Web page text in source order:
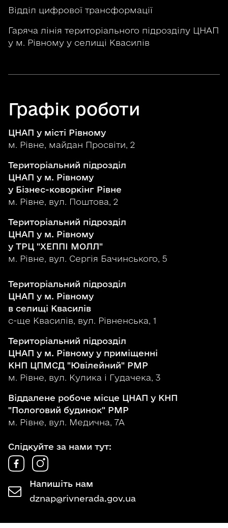
Відділ цифрової трансформації
Гаряча лінія територіального підрозділу ЦНАП
у м. Рівному у селищі Квасилів
Графік роботи
ЦНАП у місті Рівному
м. Рівне, майдан Просвіти, 2
Територіальний підрозділ
ЦНАП у м. Рівному
у Бізнес-коворкінг Рівне
м. Рівне, вул. Поштова, 2
Територіальний підрозділ
ЦНАП у м. Рівному
у ТРЦ "ХЕППІ МОЛЛ"
м. Рівне, вул. Сергія Бачинського, 5
Територіальний підрозділ
ЦНАП у м. Рівному
в селищі Квасилів
с-ще Квасилів, вул. Рівненська, 1
Територіальний підрозділ
ЦНАП у м. Рівному у приміщенні
КНП ЦПМСД "Ювілейний" РМР
м. Рівне, вул. Кулика і Гудачека, 3
Віддалене робоче місце ЦНАП у КНП
"Пологовий будинок" РМР
м. Рівне, вул. Медична, 7А
Слідкуйте за нами тут:
Напишіть нам
dznap@rivnerada.gov.ua